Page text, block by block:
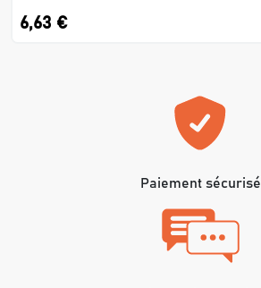
6,63 €
Paiement sécurisé